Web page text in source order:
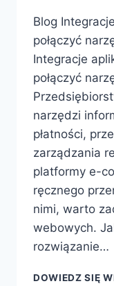
Blog
połączyć
Integracje
połączyć
narzędzi
płatności,
zarządzania
platformy e-
ręcznego
nimi, warto
webowych.
rozwiązanie…
DOWIEDZ SIĘ